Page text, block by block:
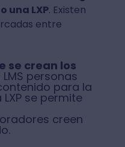
una LXP. Existen
entre
se crean los
LMS personas
para la
se permite
creen